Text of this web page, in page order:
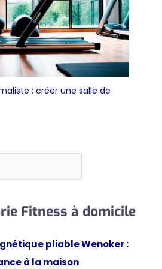
: créer une salle de
Fitness à domicile
pliable Wenoker :
à la maison